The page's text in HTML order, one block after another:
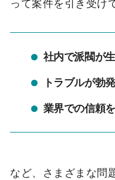
って案件を引き受け
社内で派閥が
トラブルが勃
業界での信頼
など、さまざまな問